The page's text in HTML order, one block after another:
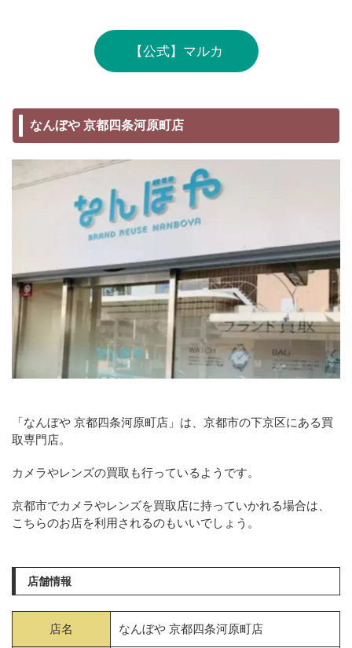
【公式】マルカ
なんぼや 京都四条河原町店
「なんぼや 京都四条河原町店」は、京都市の下京区にある買
取専門店。
カメラやレンズの買取も行っているようです。
京都市でカメラやレンズを買取店に持っていかれる場合は、
こちらのお店を利用されるのもいいでしょう。
店舗情報
店名 なんぼや 京都四条河原町店